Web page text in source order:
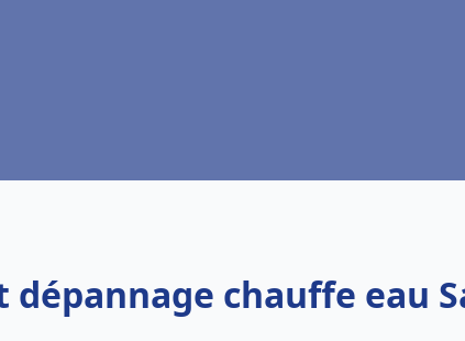
chauffe eau